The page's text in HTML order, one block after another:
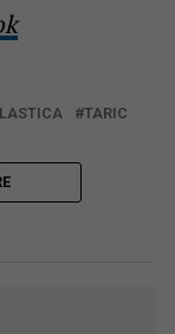
TARIC